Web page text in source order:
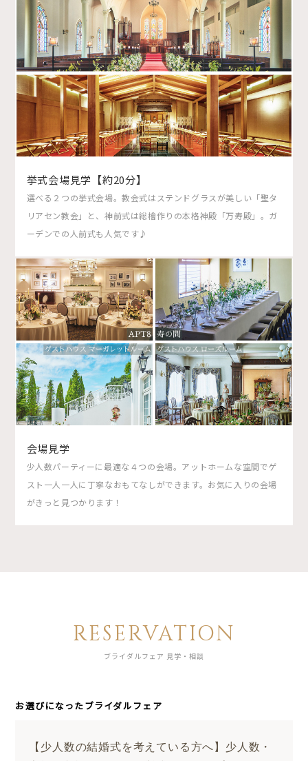
挙式会場見学【約20分】
選べる２つの挙式会場。教会式はステンドグラスが美しい「聖タ
リアセン教会」と、神前式は総檜作りの本格神殿「万寿殿」。ガ
ーデンでの人前式も人気です♪
会場見学
少人数パーティーに最適な４つの会場。アットホームな空間でゲ
スト一人一人に丁寧なおもてなしができます。お気に入りの会場
がきっと見つかります！
RESERVATION
ブライダルフェア 見学・相談
お選びになったブライダルフェア
【少人数の結婚式を考えている方へ】少人数・